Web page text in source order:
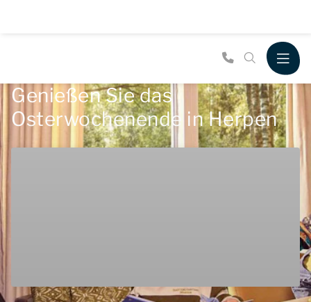
Genießen Sie das
Osterwochenende in Herpen